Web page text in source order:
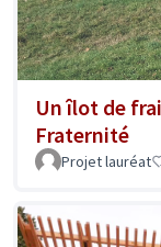
Un îlot de
Fraternité
Projet lauréat